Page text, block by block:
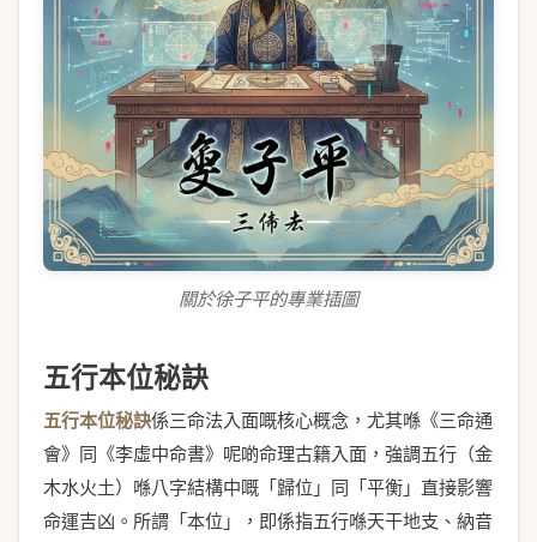
關於徐子平的專業插圖
五行本位秘訣
五行本位秘訣係三命法入面嘅核心概念，尤其喺《三命通
會》同《李虛中命書》呢啲命理古籍入面，強調五行（金
木水火土）喺八字結構中嘅「歸位」同「平衡」直接影響
命運吉凶。所謂「本位」，即係指五行喺天干地支、納音